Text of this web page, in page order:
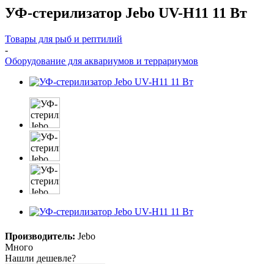
УФ-стерилизатор Jebo UV-H11 11 Вт
Товары для рыб и рептилий
-
Оборудование для аквариумов и террариумов
Производитель: Jebo
Много
Нашли дешевле?